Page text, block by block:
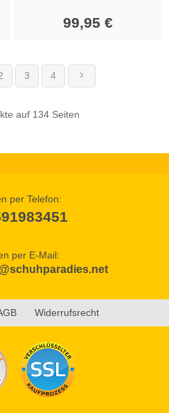
99,95 €
3 4
auf 134 Seiten
per Telefon:
per E-Mail:
Widerrufsrecht